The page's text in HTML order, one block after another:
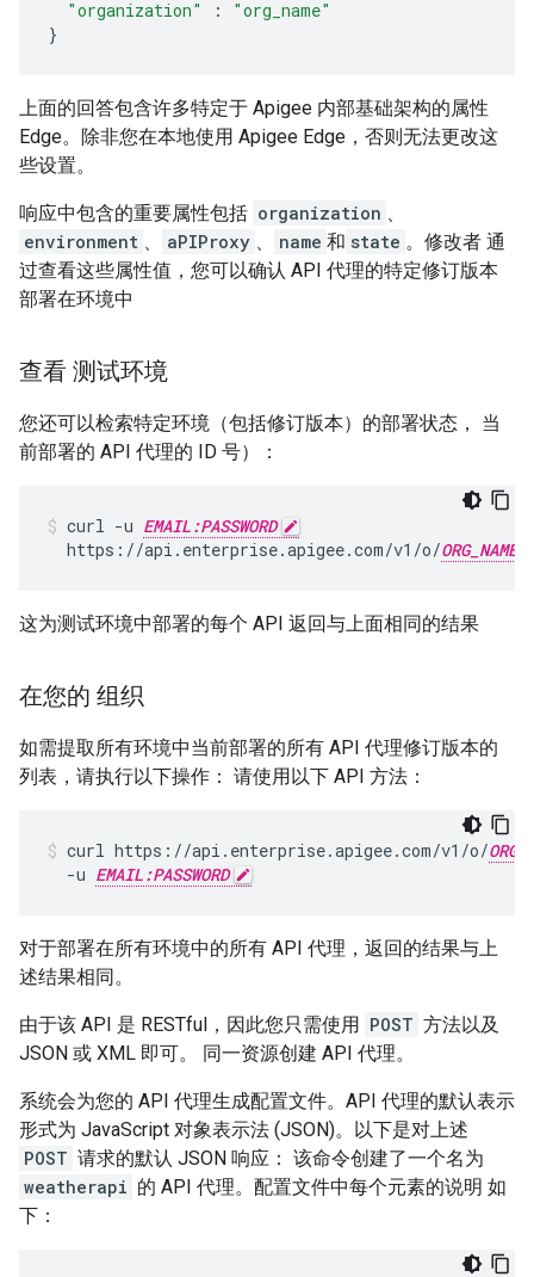
"organization"
:
"org_name"
}
上面的回答包含许多特定于 Apigee 内部基础架构的属性
Edge。除非您在本地使用 Apigee Edge，否则无法更改这
些设置。
响应中包含的重要属性包括 organization 、
environment 、 aPIProxy 、 name 和 state 。修改者 通
过查看这些属性值，您可以确认 API 代理的特定修订版本
部署在环境中
查看 测试环境
您还可以检索特定环境（包括修订版本）的部署状态， 当
前部署的 API 代理的 ID 号）：
curl -u EMAIL:PASSWORD
  https://api.enterprise.apigee.com/v1/o/
ORG_NAME
这为测试环境中部署的每个 API 返回与上面相同的结果
在您的 组织
如需提取所有环境中当前部署的所有 API 代理修订版本的
列表，请执行以下操作： 请使用以下 API 方法：
curl https://api.enterprise.apigee.com/v1/o/
  -u
EMAIL:PASSWORD
对于部署在所有环境中的所有 API 代理，返回的结果与上
述结果相同。
由于该 API 是 RESTful，因此您只需使用 POST 方法以及
JSON 或 XML 即可。 同一资源创建 API 代理。
系统会为您的 API 代理生成配置文件。API 代理的默认表示
形式为 JavaScript 对象表示法 (JSON)。以下是对上述
POST 请求的默认 JSON 响应： 该命令创建了一个名为
weatherapi 的 API 代理。配置文件中每个元素的说明 如
下：